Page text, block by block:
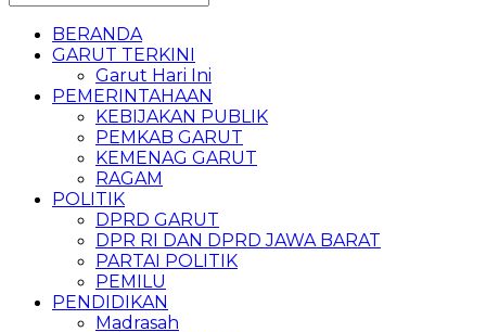
BERANDA
GARUT TERKINI
Garut Hari Ini
PEMERINTAHAAN
KEBIJAKAN PUBLIK
PEMKAB GARUT
KEMENAG GARUT
RAGAM
POLITIK
DPRD GARUT
DPR RI DAN DPRD JAWA BARAT
PARTAI POLITIK
PEMILU
PENDIDIKAN
Madrasah